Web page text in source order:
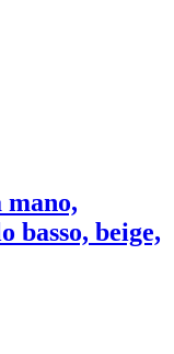
mano,
basso, beige,